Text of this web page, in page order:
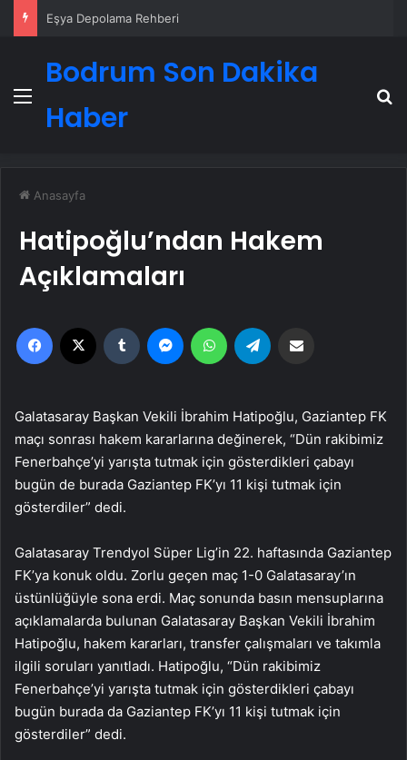
Eşya Depolama Rehberi
Menü
Bodrum Son Dakika
Haber
Anasayfa
Hatipoğlu’ndan Hakem
Açıklamaları
Facebook Tumblr MessengerWhatsApp
Galatasaray Başkan Vekili İbrahim Hatipoğlu, Gaziantep FK
maçı sonrası hakem kararlarına değinerek, “Dün rakibimiz
Fenerbahçe’yi yarışta tutmak için gösterdikleri çabayı
bugün de burada Gaziantep FK’yı 11 kişi tutmak için
gösterdiler” dedi.
Galatasaray Trendyol Süper Lig’in 22. haftasında Gaziantep
FK’ya konuk oldu. Zorlu geçen maç 1-0 Galatasaray’ın
üstünlüğüyle sona erdi. Maç sonunda basın mensuplarına
açıklamalarda bulunan Galatasaray Başkan Vekili İbrahim
Hatipoğlu, hakem kararları, transfer çalışmaları ve takımla
ilgili soruları yanıtladı. Hatipoğlu, “Dün rakibimiz
Fenerbahçe’yi yarışta tutmak için gösterdikleri çabayı
bugün burada da Gaziantep FK’yı 11 kişi tutmak için
gösterdiler” dedi.